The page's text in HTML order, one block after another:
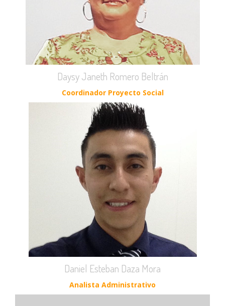
Daysy Janeth Romero Beltrán
Coordinador Proyecto Social
Daniel Esteban Daza Mora
Analista Administrativo